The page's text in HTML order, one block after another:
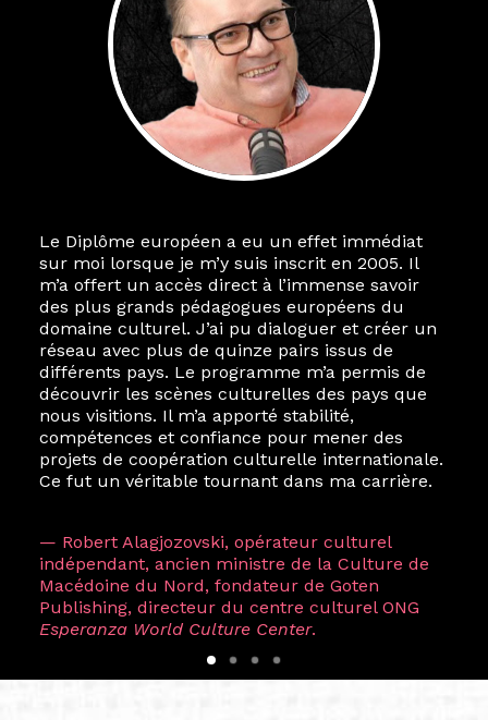
Le Diplôme européen a eu un effet immédiat
sur moi lorsque je m’y suis inscrit en 2005. Il
m’a offert un accès direct à l’immense savoir
des plus grands pédagogues européens du
domaine culturel. J’ai pu dialoguer et créer un
réseau avec plus de quinze pairs issus de
différents pays. Le programme m’a permis de
découvrir les scènes culturelles des pays que
nous visitions. Il m’a apporté stabilité,
compétences et confiance pour mener des
projets de coopération culturelle internationale.
Ce fut un véritable tournant dans ma carrière.
— Robert Alagjozovski, opérateur culturel
indépendant, ancien ministre de la Culture de
Macédoine du Nord, fondateur de Goten
Publishing, directeur du centre culturel ONG
Esperanza World Culture Center.